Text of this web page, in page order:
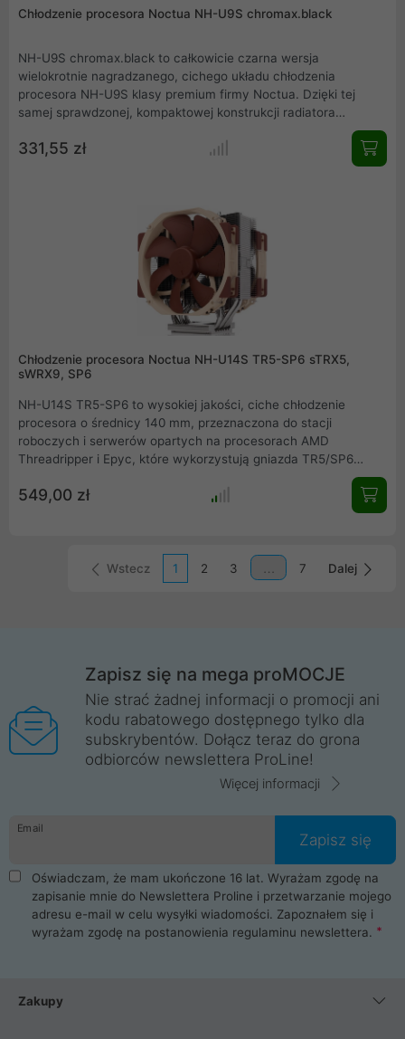
Chłodzenie procesora Noctua NH-U9S chromax.black
NH-U9S chromax.black to całkowicie czarna wersja
wielokrotnie nagradzanego, cichego układu chłodzenia
procesora NH-U9S klasy premium firmy Noctua. Dzięki tej
samej sprawdzonej, kompaktowej konstrukcji radiatora
wieżowego 92 mm i wentylatorowi NF-A9 PWM, pozostaje
wierny udanej formule NH-U9S, łączącej wysoką wydajność
powlekanym na czarno radiatorem łączy te zalety z
eleganckim, niewidocznym wyglądem. NH-U9S to doskonały
wybór dla klientów poszukujących kompaktowego, wysoce
kompatybilny radiator 92 mm, który wygląda równie dobrze, jak
331,55 zł
Chłodzenie procesora Noctua NH-U14S TR5-SP6 sTRX5,
sWRX9, SP6
NH-U14S TR5-SP6 to wysokiej jakości, ciche chłodzenie
procesora o średnicy 140 mm, przeznaczona do stacji
roboczych i serwerów opartych na procesorach AMD
Threadripper i Epyc, które wykorzystują gniazda TR5/SP6
(sTRX5/sWRX9). Zbudowana w oparciu o sprawdzony model
renomowanego modelu TR4-SP3 z dużym radiatorem i
całkowicie pokrywającą powierzchnią styku, wersja TR5-SP6
maksymalną wydajność i znakomita akustyka.
549,00 zł
Wstecz 1 2 3 7 Dalej
Zapisz się na mega proMOCJE
Nie strać żadnej informacji o promocji ani
kodu rabatowego dostępnego tylko dla
subskrybentów. Dołącz teraz do grona
odbiorców newslettera ProLine!
Więcej informacji
Email
Zapisz się
Oświadczam, że mam ukończone 16 lat. Wyrażam zgodę na
zapisanie mnie do Newslettera Proline i przetwarzanie mojego
adresu e-mail w celu wysyłki wiadomości. Zapoznałem się i
wyrażam zgodę na postanowienia regulaminu newslettera.
Zakupy